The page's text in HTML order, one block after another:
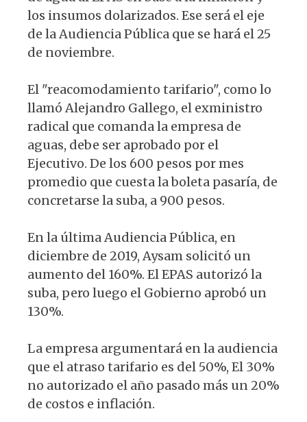
los insumos dolarizados. Ese será el eje
de la Audiencia Pública que se hará el 25
de noviembre.
El "reacomodamiento tarifario", como lo
llamó Alejandro Gallego, el exministro
radical que comanda la empresa de
aguas, debe ser aprobado por el
Ejecutivo. De los 600 pesos por mes
promedio que cuesta la boleta pasaría, de
concretarse la suba, a 900 pesos.
En la última Audiencia Pública, en
diciembre de 2019, Aysam solicitó un
aumento del 160%. El EPAS autorizó la
suba, pero luego el Gobierno aprobó un
130%.
La empresa argumentará en la audiencia
que el atraso tarifario es del 50%, El 30%
no autorizado el año pasado más un 20%
de costos e inflación.